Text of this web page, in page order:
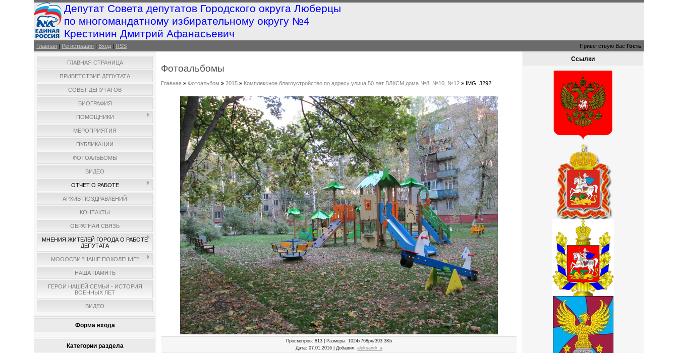
Депутат Совета депутатов Городского округа Люберцы
по многомандатному избирательному округу №4
Крестинин Дмитрий Афанасьевич
Главная | Регистрация | Вход | RSS Приветствую Вас Гость
ГЛАВНАЯ СТРАНИЦА
ПРИВЕТСТВИЕ ДЕПУТАТА
СОВЕТ ДЕПУТАТОВ
БИОГРАФИЯ
ПОМОЩНИКИ
МЕРОПРИЯТИЯ
ПУБЛИКАЦИИ
ФОТОАЛЬБОМЫ
ВИДЕО
ОТЧЕТ О РАБОТЕ
АРХИВ ПОЗДРАВЛЕНИЙ
КОНТАКТЫ
ОБРАТНАЯ СВЯЗЬ
МНЕНИЯ ЖИТЕЛЕЙ ГОРОДА О РАБОТЕ
ДЕПУТАТА
МОООСВИ "НАШЕ ПОКОЛЕНИЕ"
НАША ПАМЯТЬ
ГЕРОИ НАШЕЙ СЕМЬИ - ИСТОРИЯ
ВОЕННЫХ ЛЕТ
ВИДЕО
Форма входа
Категории раздела
Фотоальбомы
Главная »Фотоальбом »2015 » Комплексное благоустройство по адресу улица 50 лет ВЛКСМ дома №8, №10, №12 » IMG_3292
Просмотров: 813 | Размеры: 1024x768px/393.3Kb
Дата: 07.01.2016 | Добавил:aleksandr_a
Ссылки